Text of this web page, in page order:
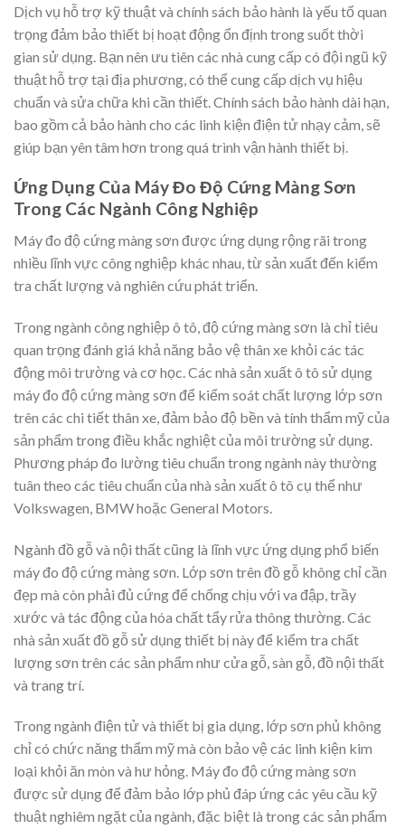
Dịch vụ hỗ trợ kỹ thuật và chính sách bảo hành là yếu tố quan
trọng đảm bảo thiết bị hoạt động ổn định trong suốt thời
gian sử dụng. Bạn nên ưu tiên các nhà cung cấp có đội ngũ kỹ
thuật hỗ trợ tại địa phương, có thể cung cấp dịch vụ hiệu
chuẩn và sửa chữa khi cần thiết. Chính sách bảo hành dài hạn,
bao gồm cả bảo hành cho các linh kiện điện tử nhạy cảm, sẽ
giúp bạn yên tâm hơn trong quá trình vận hành thiết bị.
Ứng Dụng Của Máy Đo Độ Cứng Màng Sơn
Trong Các Ngành Công Nghiệp
Máy đo độ cứng màng sơn được ứng dụng rộng rãi trong
nhiều lĩnh vực công nghiệp khác nhau, từ sản xuất đến kiểm
tra chất lượng và nghiên cứu phát triển.
Trong ngành công nghiệp ô tô, độ cứng màng sơn là chỉ tiêu
quan trọng đánh giá khả năng bảo vệ thân xe khỏi các tác
động môi trường và cơ học. Các nhà sản xuất ô tô sử dụng
máy đo độ cứng màng sơn để kiểm soát chất lượng lớp sơn
trên các chi tiết thân xe, đảm bảo độ bền và tính thẩm mỹ của
sản phẩm trong điều khắc nghiệt của môi trường sử dụng.
Phương pháp đo lường tiêu chuẩn trong ngành này thường
tuân theo các tiêu chuẩn của nhà sản xuất ô tô cụ thể như
Volkswagen, BMW hoặc General Motors.
Ngành đồ gỗ và nội thất cũng là lĩnh vực ứng dụng phổ biến
máy đo độ cứng màng sơn. Lớp sơn trên đồ gỗ không chỉ cần
đẹp mà còn phải đủ cứng để chống chịu với va đập, trầy
xước và tác động của hóa chất tẩy rửa thông thường. Các
nhà sản xuất đồ gỗ sử dụng thiết bị này để kiểm tra chất
lượng sơn trên các sản phẩm như cửa gỗ, sàn gỗ, đồ nội thất
và trang trí.
Trong ngành điện tử và thiết bị gia dụng, lớp sơn phủ không
chỉ có chức năng thẩm mỹ mà còn bảo vệ các linh kiện kim
loại khỏi ăn mòn và hư hỏng. Máy đo độ cứng màng sơn
được sử dụng để đảm bảo lớp phủ đáp ứng các yêu cầu kỹ
thuật nghiêm ngặt của ngành, đặc biệt là trong các sản phẩm